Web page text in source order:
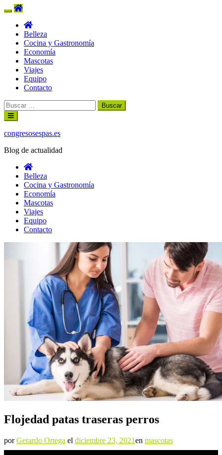
Belleza
Cocina y Gastronomía
Economía
Mascotas
Viajes
Equipo
Contacto
Buscar:
Ir
al
contenido
congresosespas.es
Blog de actualidad
Belleza
Cocina y Gastronomía
Economía
Mascotas
Viajes
Equipo
Contacto
Flojedad patas traseras perros
porGerardo Ortega el diciembre 23, 2021en mascotas